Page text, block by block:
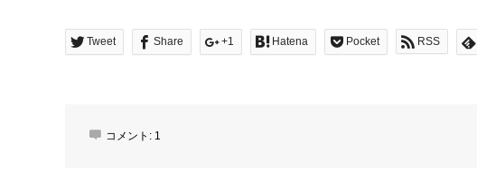
Tweet Share +1 Hatena Pocket RSS
コメント: 1